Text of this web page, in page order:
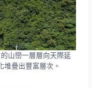
山巒一層層向天際延
堆疊出豐富層次。